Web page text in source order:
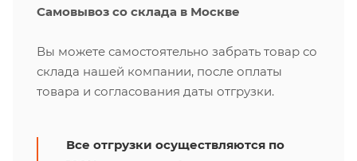
Самовывоз со склада в Москве
Вы можете самостоятельно забрать товар со
склада нашей компании, после оплаты
товара и согласования даты отгрузки.
Все отгрузки осуществляются по